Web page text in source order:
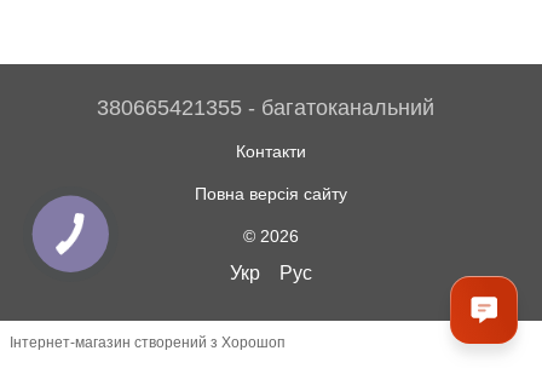
380665421355 - багатоканальний
Контакти
Повна версія сайту
© 2026
Укр Рус
Інтернет-магазин створений з Хорошоп